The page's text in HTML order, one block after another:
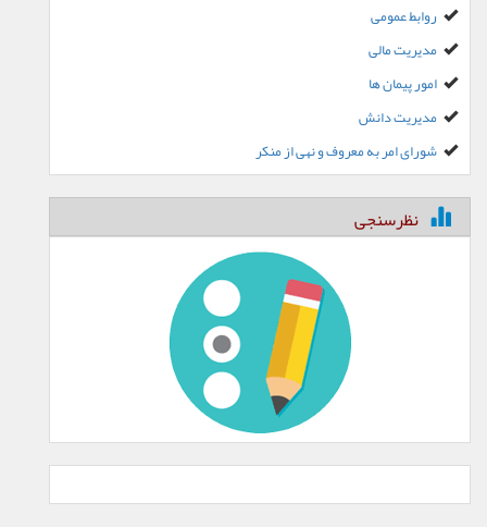
روابط عمومی
مدیریت مالی
امور پیمان ها
مدیریت دانش
شورای امر به معروف و نهی از منکر
نظرسنجی